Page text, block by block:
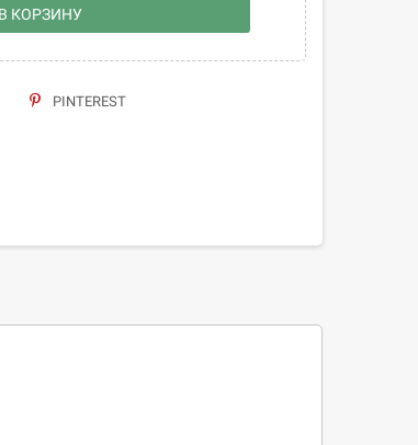
В КОРЗИНУ
PINTEREST